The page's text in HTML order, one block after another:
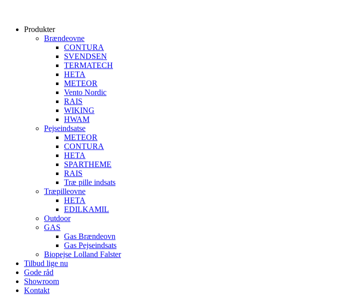
Produkter
Brændeovne
CONTURA
SVENDSEN
TERMATECH
HETA
METEOR
Vento Nordic
RAIS
WIKING
HWAM
Pejseindsatse
METEOR
CONTURA
HETA
SPARTHEME
RAIS
Træ pille indsats
Træpilleovne
HETA
EDILKAMIL
Outdoor
GAS
Gas Brændeovn
Gas Pejseindsats
Biopejse Lolland Falster
Tilbud lige nu
Gode råd
Showroom
Kontakt